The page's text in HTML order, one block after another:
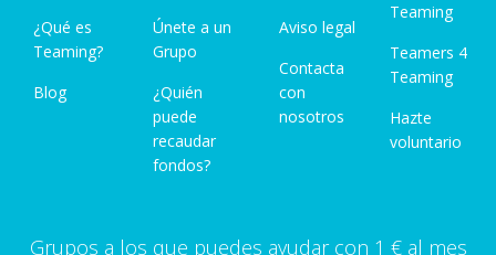
¿Qué es
Teaming?
Blog
Únete a un
Grupo
¿Quién
puede
recaudar
fondos?
Aviso legal
Contacta
con
nosotros
Teaming
Teamers 4
Teaming
Hazte
voluntario
Grupos a los que puedes ayudar con 1 € al mes